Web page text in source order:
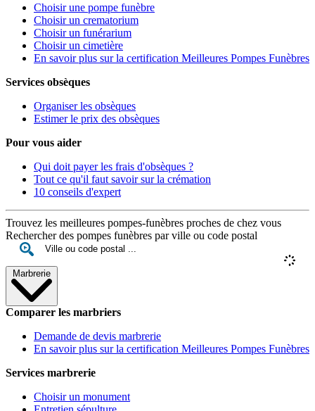
Choisir une pompe funèbre
Choisir un crematorium
Choisir un funérarium
Choisir un cimetière
En savoir plus sur la certification Meilleures Pompes Funèbres
Services obsèques
Organiser les obsèques
Estimer le prix des obsèques
Pour vous aider
Qui doit payer les frais d'obsèques ?
Tout ce qu'il faut savoir sur la crémation
10 conseils d'expert
Trouvez les meilleures pompes-funèbres proches de chez vous
Rechercher des pompes funèbres par ville ou code postal
Marbrerie
Comparer les marbriers
Demande de devis marbrerie
En savoir plus sur la certification Meilleures Pompes Funèbres
Services marbrerie
Choisir un monument